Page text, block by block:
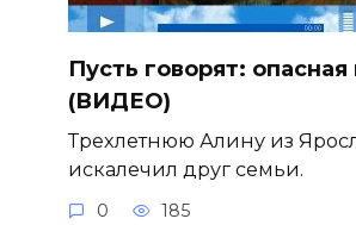
Пусть говорят:
(ВИДЕО)
Трехлетнюю Алину из
искалечил друг семьи.
0 185